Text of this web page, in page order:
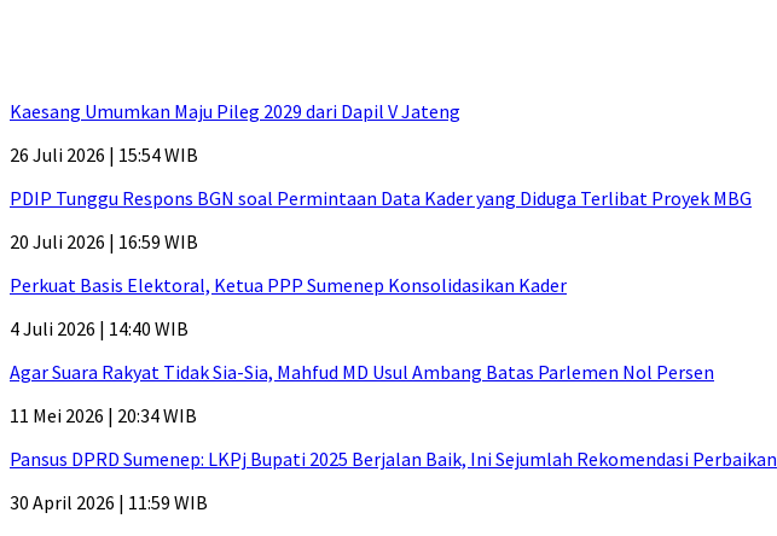
Kaesang Umumkan Maju Pileg 2029 dari Dapil V Jateng
26 Juli 2026 | 15:54 WIB
PDIP Tunggu Respons BGN soal Permintaan Data Kader yang Diduga Terlibat Proyek MBG
20 Juli 2026 | 16:59 WIB
Perkuat Basis Elektoral, Ketua PPP Sumenep Konsolidasikan Kader
4 Juli 2026 | 14:40 WIB
Agar Suara Rakyat Tidak Sia-Sia, Mahfud MD Usul Ambang Batas Parlemen Nol Persen
11 Mei 2026 | 20:34 WIB
Pansus DPRD Sumenep: LKPj Bupati 2025 Berjalan Baik, Ini Sejumlah Rekomendasi Perbaikan
30 April 2026 | 11:59 WIB